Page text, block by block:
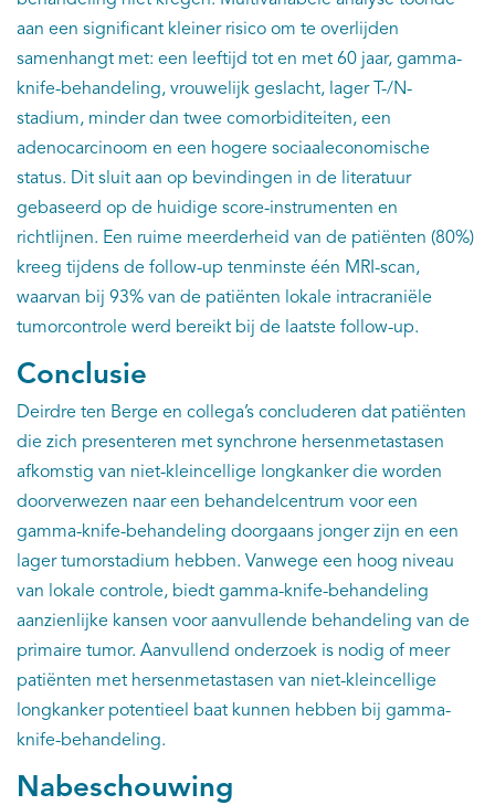
aan een significant kleiner risico om te overlijden
samenhangt met: een leeftijd tot en met 60 jaar, gamma-
knife-behandeling, vrouwelijk geslacht, lager T-/N-
stadium, minder dan twee comorbiditeiten, een
adenocarcinoom en een hogere sociaaleconomische
status. Dit sluit aan op bevindingen in de literatuur
gebaseerd op de huidige score-instrumenten en
richtlijnen. Een ruime meerderheid van de patiënten (80%)
kreeg tijdens de follow-up tenminste één MRI-scan,
waarvan bij 93% van de patiënten lokale intracraniële
tumorcontrole werd bereikt bij de laatste follow-up.
Conclusie
Deirdre ten Berge en collega’s concluderen dat patiënten
die zich presenteren met synchrone hersenmetastasen
afkomstig van niet-kleincellige longkanker die worden
doorverwezen naar een behandelcentrum voor een
gamma-knife-behandeling doorgaans jonger zijn en een
lager tumorstadium hebben. Vanwege een hoog niveau
van lokale controle, biedt gamma-knife-behandeling
aanzienlijke kansen voor aanvullende behandeling van de
primaire tumor. Aanvullend onderzoek is nodig of meer
patiënten met hersenmetastasen van niet-kleincellige
longkanker potentieel baat kunnen hebben bij gamma-
knife-behandeling.
Nabeschouwing